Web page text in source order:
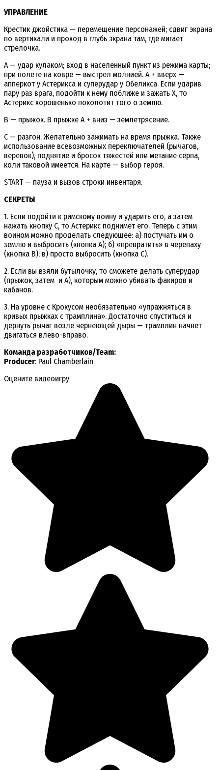
УПРАВЛЕНИЕ
Крестик джойстика — перемещение персонажей; сдвиг экрана
по вертикали и проход в глубь экрана там, где мигает
стрелочка.
A — удар кулаком; вход в населенный пункт из режима карты;
при полете на ковре — выстрел молнией. A + вверх —
апперкот у Астерикса и суперудар у Обеликса. Если ударив
пару раз врага, подойти к нему поближе и зажать Х, то
Астерикс хорошенько поколотит того о землю.
B — прыжок. В прыжке A + вниз — землетрясение.
С — разгон. Желательно зажимать на время прыжка. Также
использование всевозможных переключателей (рычагов,
веревок), поднятие и бросок тяжестей или метание серпа,
коли таковой имеется. На карте — выбор героя.
START — пауза и вызов строки инвентаря.
СЕКРЕТЫ
1. Если подойти к римскому воину и ударить его, а затем
нажать кнопку С, то Астерикс поднимет его. Теперь с этим
воином можно проделать следующее: а) постучать им о
землю и выбросить (кнопка А); б) «превратить» в черепаху
(кнопка В); в) просто выбросить (кнопка С).
2. Если вы взяли бутылочку, то сможете делать суперудар
(прыжок, затем и А), которым можно убивать факиров и
кабанов.
3. На уровне с Крокусом необязательно «упражняться в
кривых прыжках с трамплина». Достаточно спуститься и
дернуть рычаг возле чернеющей дыры — трамплин начнет
двигаться влево-вправо.
Команда разработчиков/Team:
Producer: Paul Chamberlain
Оцените видеоигру